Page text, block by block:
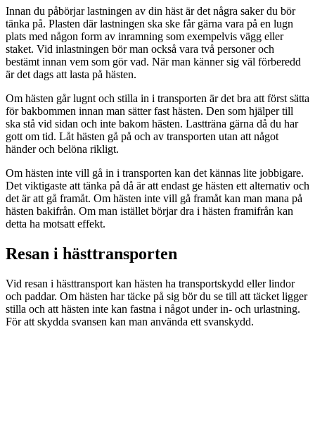
Innan du påbörjar lastningen av din häst är det några saker du bör
tänka på. Plasten där lastningen ska ske får gärna vara på en lugn
plats med någon form av inramning som exempelvis vägg eller
staket. Vid inlastningen bör man också vara två personer och
bestämt innan vem som gör vad. När man känner sig väl förberedd
är det dags att lasta på hästen.
Om hästen går lugnt och stilla in i transporten är det bra att först sätta
för bakbommen innan man sätter fast hästen. Den som hjälper till
ska stå vid sidan och inte bakom hästen. Lastträna gärna då du har
gott om tid. Låt hästen gå på och av transporten utan att något
händer och belöna rikligt.
Om hästen inte vill gå in i transporten kan det kännas lite jobbigare.
Det viktigaste att tänka på då är att endast ge hästen ett alternativ och
det är att gå framåt. Om hästen inte vill gå framåt kan man mana på
hästen bakifrån. Om man istället börjar dra i hästen framifrån kan
detta ha motsatt effekt.
Resan i hästtransporten
Vid resan i hästtransport kan hästen ha transportskydd eller lindor
och paddar. Om hästen har täcke på sig bör du se till att täcket ligger
stilla och att hästen inte kan fastna i något under in- och urlastning.
För att skydda svansen kan man använda ett svanskydd.